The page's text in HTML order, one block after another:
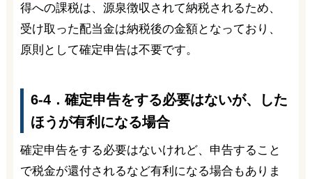
得への課税は、源泉徴収されて納税されるため、
受け取った配当金は納税後の金額となっており、
原則として確定申告は不要です。
6-4．確定申告をする必要はないが、した
ほうが有利になる場合
確定申告をする必要はないけれど、申告すること
で税金が還付されるなど有利になる場合もありま